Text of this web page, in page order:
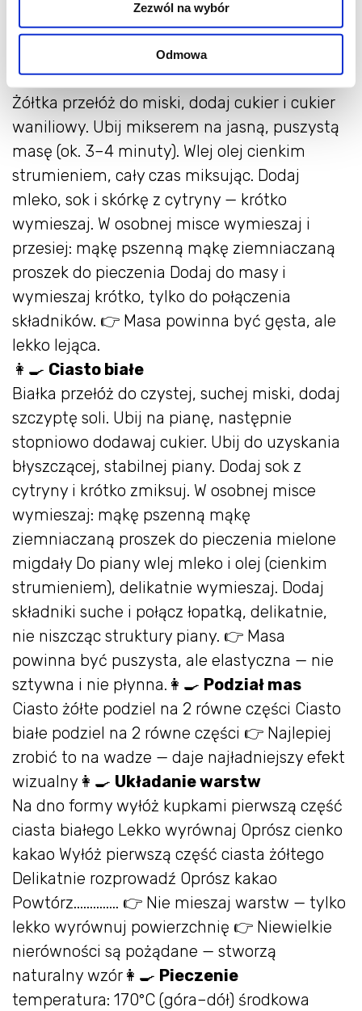
Zezwól na wybór
Odmowa
olejem i oprósz mąką albo bułką tartą. Zwróć
szczególną uwagę na komin i wszystkie
zagłębienia — to kluczowe, żeby babka
wyszła bez uszkodzeń👩‍🍳Ciasto żółte
Żółtka przełóż do miski, dodaj cukier i cukier
waniliowy. Ubij mikserem na jasną, puszystą
masę (ok. 3–4 minuty). Wlej olej cienkim
strumieniem, cały czas miksując. Dodaj
mleko, sok i skórkę z cytryny — krótko
wymieszaj. W osobnej misce wymieszaj i
przesiej: mąkę pszenną mąkę ziemniaczaną
proszek do pieczenia Dodaj do masy i
wymieszaj krótko, tylko do połączenia
składników. 👉 Masa powinna być gęsta, ale
lekko lejąca.
👩‍🍳 Ciasto białe
Białka przełóż do czystej, suchej miski, dodaj
szczyptę soli. Ubij na pianę, następnie
stopniowo dodawaj cukier. Ubij do uzyskania
błyszczącej, stabilnej piany. Dodaj sok z
cytryny i krótko zmiksuj. W osobnej misce
wymieszaj: mąkę pszenną mąkę
ziemniaczaną proszek do pieczenia mielone
migdały Do piany wlej mleko i olej (cienkim
strumieniem), delikatnie wymieszaj. Dodaj
składniki suche i połącz łopatką, delikatnie,
nie niszcząc struktury piany. 👉 Masa
powinna być puszysta, ale elastyczna — nie
sztywna i nie płynna.👩‍🍳 Podział mas
Ciasto żółte podziel na 2 równe części Ciasto
białe podziel na 2 równe części 👉 Najlepiej
zrobić to na wadze — daje najładniejszy efekt
wizualny👩‍🍳 Układanie warstw
Na dno formy wyłóż kupkami pierwszą część
ciasta białego Lekko wyrównaj Oprósz cienko
kakao Wyłóż pierwszą część ciasta żółtego
Delikatnie rozprowadź Oprósz kakao
Powtórz.............. 👉 Nie mieszaj warstw — tylko
lekko wyrównuj powierzchnię 👉 Niewielkie
nierówności są pożądane — stworzą
naturalny wzór👩‍🍳 Pieczenie
temperatura: 170°C (góra–dół) środkowa